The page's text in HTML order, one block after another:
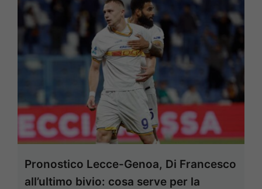
Pronostico Lecce-Genoa, Di Francesco
all’ultimo bivio: cosa serve per la